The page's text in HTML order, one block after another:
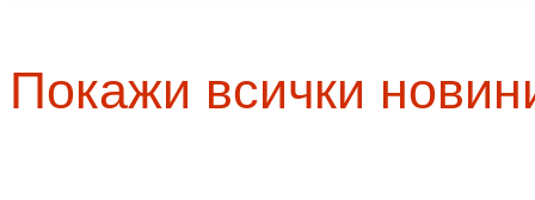
Покажи всички